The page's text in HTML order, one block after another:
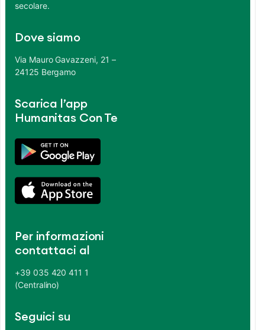
secolare.
Dove siamo
Via Mauro Gavazzeni, 21 –
24125 Bergamo
Scarica l’app
Humanitas Con Te
Per informazioni
contattaci al
+39 035 420 411 1
(Centralino)
Seguici su